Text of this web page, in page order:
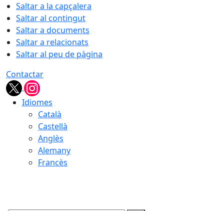
Saltar a la capçalera
Saltar al contingut
Saltar a documents
Saltar a relacionats
Saltar al peu de pàgina
Contactar
Idiomes
Català
Castellà
Anglès
Alemany
Francès